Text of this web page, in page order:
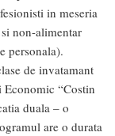
in meseria
non-alimentar
personala).
de invatamant
“Costin
duala – o
are o durata